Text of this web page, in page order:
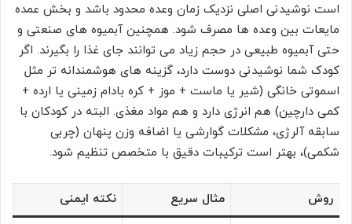
است نوشیدنی اصلی نزدیک زمان وعده محدود باشد و بخش عمده
مایعات بین وعده ها مصرف شود. همچنین آبمیوه های صنعتی و
حتی آبمیوه طبیعی در حجم زیاد می توانند جای غذا را بگیرند. اگر
کودک شما نوشیدنی دوست دارد، گزینه های هوشمندانه تر مثل
اسموتی خانگی (شیر یا ماست + موز + کره بادام زمینی یا ارده +
کمی دارچین) هم انرژی دارد و هم مواد مغذی. البته در کودکان با
سابقه آلرژی، مشکلات گوارشی یا اضافه وزن پنهان (چربی
شکمی)، بهتر است ترکیبات دقیق با متخصص تنظیم شود.
روش مثال سریع نکته ایمنی